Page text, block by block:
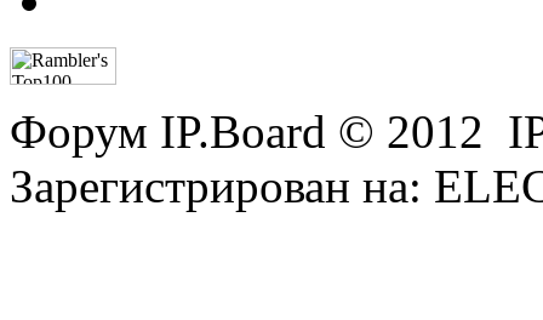
Форум IP.Board © 2012
Зарегистрирован на: